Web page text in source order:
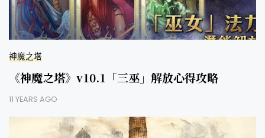
神魔之塔
《神魔之塔》v10.1「三巫」解放心得攻略
11 YEARS AGO